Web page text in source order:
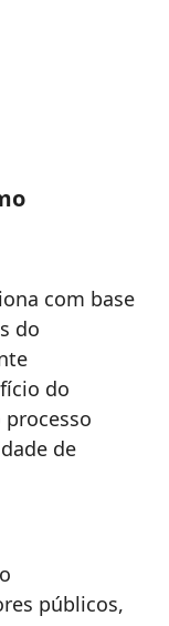
com base
do
do
de
públicos,